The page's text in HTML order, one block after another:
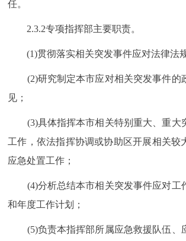
任。
2.3.2专项指挥部主要职责。
(1)贯彻落实相关突发事件应对法律法
(2)研究制定本市应对相关突发事件的
见；
(3)具体指挥本市相关特别重大、重大
工作，依法指挥协调或协助区开展相关较
应急处置工作；
(4)分析总结本市相关突发事件应对工
和年度工作计划；
(5)负责本指挥部所属应急救援队伍、